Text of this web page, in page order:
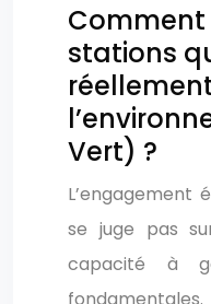
Comment
stations
Vert) ?
L’engagement
se juge pas
capacité à